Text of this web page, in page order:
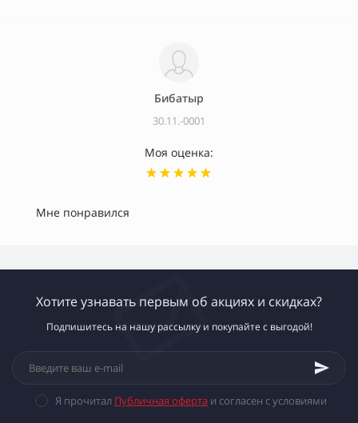
Бибатыр
30.11.-0001
Моя оценка:
Мне понравился
Хотите узнавать первым об акциях и скидках?
Подпишитесь на нашу рассылку и покупайте с выгодой!
Я прочитал Публичная оферта и согласен с условиями